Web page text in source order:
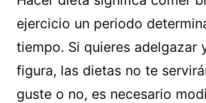
ejercicio un periodo
tiempo. Si quieres adelgazar
figura, las dietas no te
guste o no, es necesario